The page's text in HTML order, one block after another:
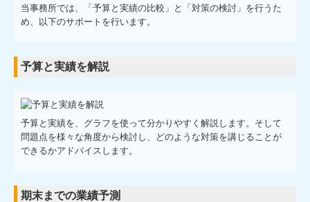
当事務所では、「予算と実績の比較」と「対策の検討」を行うた
め、以下のサポートを行います。
予算と実績を解説
予算と実績を、グラフを使って分かりやすく解説します。そして
問題点を様々な角度から検討し、どのような対策を講じることが
できるかアドバイスします。
期末までの業績予測